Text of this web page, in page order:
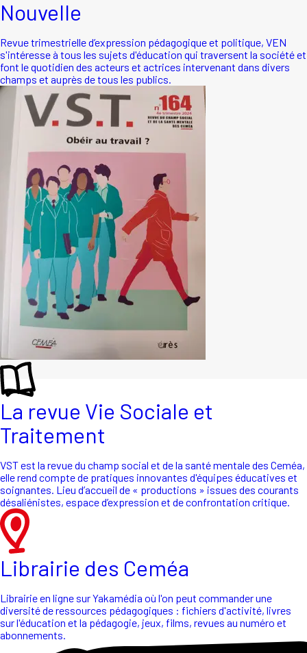
Nouvelle
Revue trimestrielle d’expression pédagogique et politique, VEN
s'intéresse à tous les sujets d'éducation qui traversent la société et
font le quotidien des acteurs et actrices intervenant dans divers
champs et auprès de tous les publics.
La revue Vie Sociale et
Traitement
VST est la revue du champ social et de la santé mentale des Ceméa,
elle rend compte de pratiques innovantes d'équipes éducatives et
soignantes. Lieu d’accueil de « productions » issues des courants
désaliénistes, espace d’expression et de confrontation critique.
Librairie des Ceméa
Librairie en ligne sur Yakamédia où l'on peut commander une
diversité de ressources pédagogiques : fichiers d'activité, livres
sur l'éducation et la pédagogie, jeux, films, revues au numéro et
abonnements.